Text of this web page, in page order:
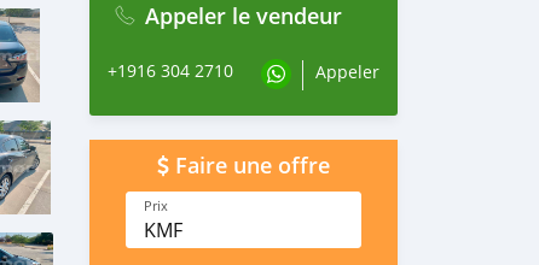
Appeler le vendeur
+1916 304 2710 Appeler
Faire une offre
Prix
KMF